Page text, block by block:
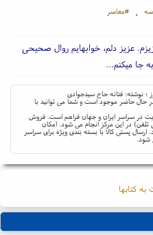
، #معاصر
عزیز دلم، خوابهایم روال صحیحی
جا میکنم...
؛ نوشته: فتانه حاج سیدجوادی
در حال حاضر موجود است و شما می توانید با
در سراسر ایران و جهان فراهم است. فروش
در این مرکز انجام می شود. امکان
پستی کالا با بسته بندی ویژه برای سراسر
شود.
کتابها